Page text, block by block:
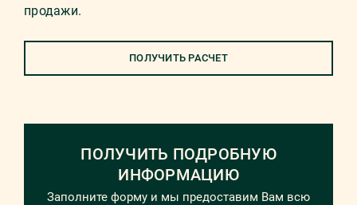
продажи.
ПОЛУЧИТЬ РАСЧЕТ
ПОЛУЧИТЬ ПОДРОБНУЮ
ИНФОРМАЦИЮ
Заполните форму и мы предоставим Вам всю